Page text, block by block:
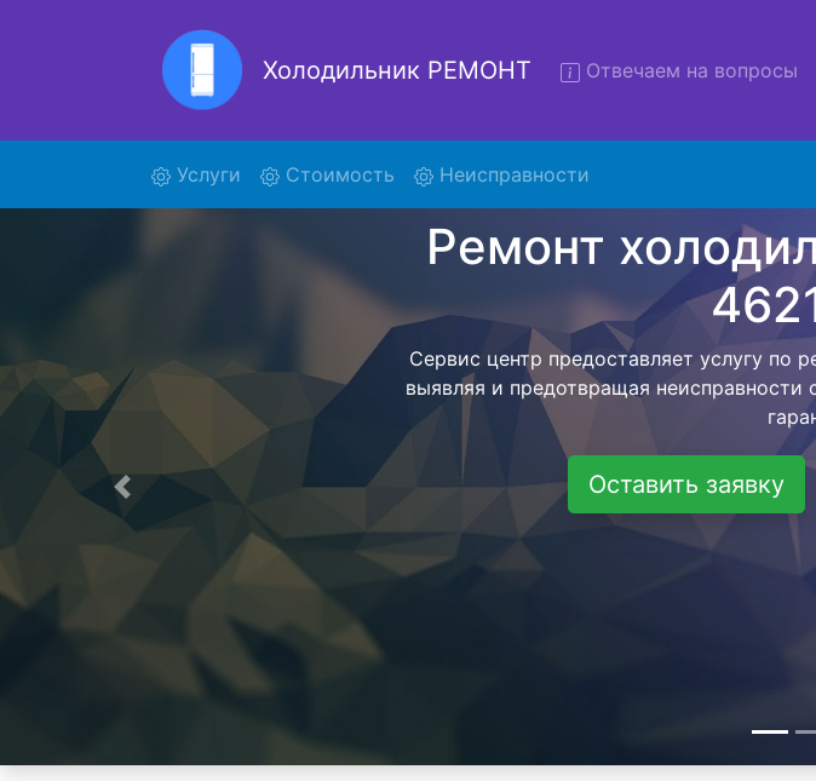
Холодильник РЕМОНТ Отвечаем на вопросы
Услуги (current)Стоимость Неисправности
Ремонт холодильников с вывозом -
поиски курьерской службы, наш
101 и отвезет в сервисный центр.
осуществляется внутри сервисного
мастера как закончит с ремонтом.
согласовывается конечная
Перечень бесплатных услуг от
специалиста,
Оставить заявку
Предыдущая